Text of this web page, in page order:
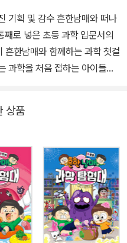
기획 및 감수 흔한남매와 떠나
로 넣은 초등 과학 입문서의
과학을 처음 접하는 아이들이
다. 초등학교 과학 교과서의
께라면 학교에서 처음 배우는
미는 그곳에 숨겨진 정체불명의
. 우주에 흩어져 있는 7개의 젤
에 남매는 연구원들과 함께 과
고의 악당 간식단이 나타나 번
상품